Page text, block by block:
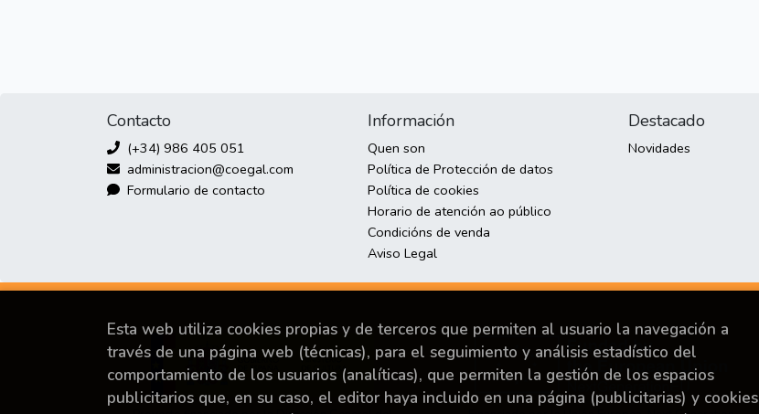
Contacto
(+34) 986 405 051
administracion@coegal.com
Formulario de contacto
Información
Quen son
Política de Protección de datos
Política de cookies
Horario de atención ao público
Condicións de venda
Aviso Legal
Destacado
Novidades
Esta web utiliza cookies propias y de terceros que permiten al usuario la navegación a
través de una página web (técnicas), para el seguimiento y análisis estadístico del
comportamiento de los usuarios (analíticas), que permiten la gestión de los espacios
publicitarios que, en su caso, el editor haya incluido en una página (publicitarias) y cookies